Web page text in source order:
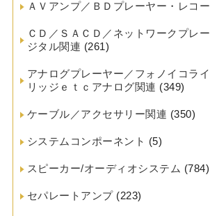
ＡＶアンプ／ＢＤプレーヤー・レコ
ＣＤ／ＳＡＣＤ／ネットワークプレ
ジタル関連 (261)
アナログプレーヤー／フォノイコラ
リッジｅｔｃアナログ関連 (349)
ケーブル／アクセサリー関連 (350)
システムコンポーネント (5)
スピーカー/オーディオシステム (784)
セパレートアンプ(223)